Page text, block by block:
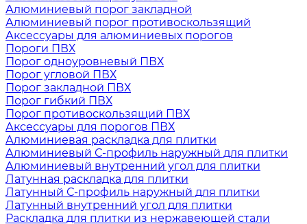
Алюминиевый порог закладной
Алюминиевый порог противоскользящий
Аксессуары для алюминиевых порогов
Пороги ПВХ
Порог одноуровневый ПВХ
Порог угловой ПВХ
Порог закладной ПВХ
Порог гибкий ПВХ
Порог противоскользящий ПВХ
Аксессуары для порогов ПВХ
Алюминиевая раскладка для плитки
Алюминиевый С-профиль наружный для плитки
Алюминиевый внутренний угол для плитки
Латунная раскладка для плитки
Латунный С-профиль наружный для плитки
Латунный внутренний угол для плитки
Раскладка для плитки из нержавеющей стали